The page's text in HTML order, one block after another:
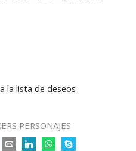
la lista de deseos
PERSONAJES